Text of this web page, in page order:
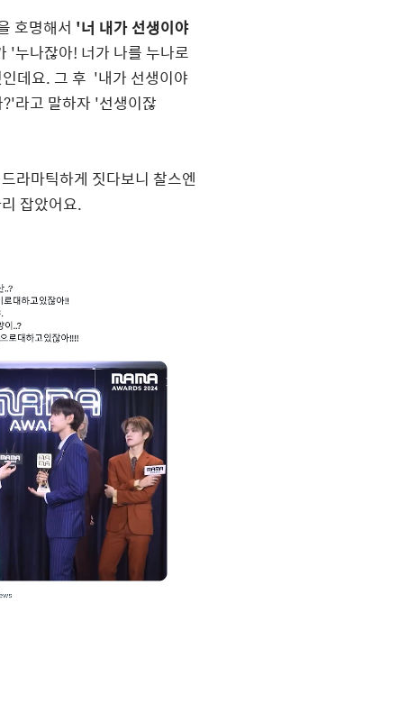
호명해서 '너 내가 선생이야
'누나잖아! 너가 나를 누나로
데요. 그 후 '내가 선생이야
라고 말하자 '선생이잖
라마틱하게 짓다보니 찰스엔
잡았어요.